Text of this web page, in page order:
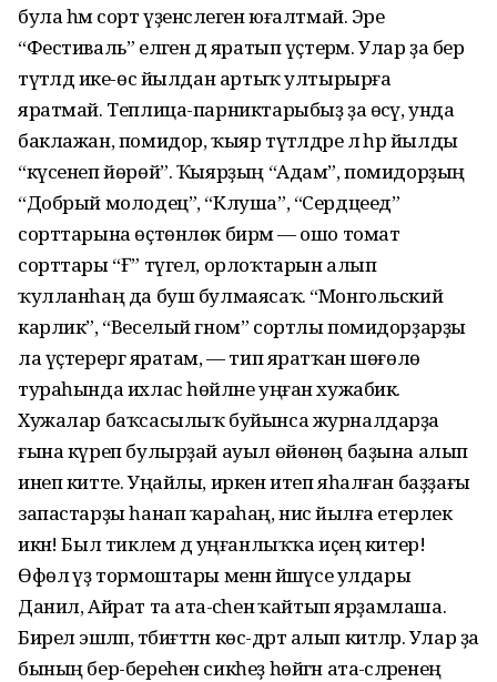
була һәм сорт үҙенсәлеген юғалтмай. Эре
“Фестиваль” еләген дә яратып үҫтерәм. Улар ҙа бер
түтәлдә ике-өс йылдан артыҡ ултырырға
яратмай. Теплица-парниктарыбыҙ ҙа өсәү, унда
баклажан, помидор, ҡыяр түтәлдәре лә һәр йылды
“күсенеп йөрөй”. Ҡыярҙың “Адам”, помидорҙың
“Добрый молодец”, “Клуша”, “Сердцеед”
сорттарына өҫтөнлөк бирәм — ошо томат
сорттары “Ғ” түгел, орлоҡтарын алып
ҡулланһаң да буш булмаясаҡ. “Монгольский
карлик”, “Веселый гном” сортлы помидорҙарҙы
ла үҫтерергә яратам, — тип яратҡан шөғөлө
тураһында ихлас һөйләне уңған хужабикә.
Хужалар баҡсасылыҡ буйынса журналдарҙа
ғына күреп булырҙай ауыл өйөнөң баҙына алып
инеп китте. Уңайлы, иркен итеп яһалған баҙҙағы
запастарҙы һанап ҡараһаң, нисә йылға етерлек
икән! Был тиклем дә уңғанлыҡҡа иҫең китер!
Өфөлә үҙ тормоштары менән йәшәүсе улдары
Данил, Айрат та ата-әсәһенә ҡайтып ярҙамлаша.
Бирелә эшләп, тәбиғәттән көс-дәрт алып китәләр. Улар ҙа
бының бер-береһен сикһеҙ һөйгән ата-әсәләренең